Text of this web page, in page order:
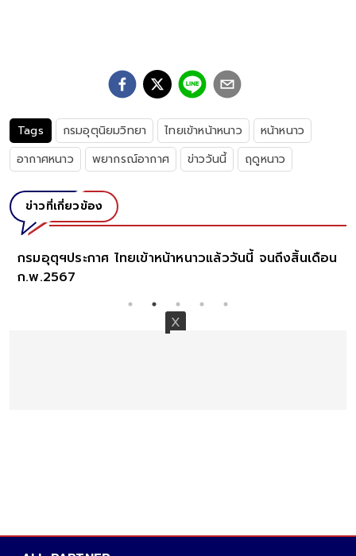
Tags กรมอุตุนิยมวิทยา ไทยเข้าหน้าหนาว
หน้าหนาว
อากาศหนาว
พยากรณ์อากาศ ข่าววันนี้ ฤดูหนาว
ข่าวที่เกี่ยวข้อง
กรมอุตุฯประกาศ ไทยเข้าหน้าหนาวแล้ววันนี้ จนถึงสิ้นเดือน
ก.พ.2567